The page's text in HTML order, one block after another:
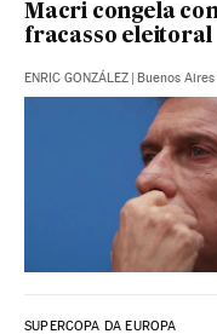
Macri congela
fracasso eleitoral
ENRIC GONZÁLEZ | Buenos Aires
SUPERCOPA DA EUROPA